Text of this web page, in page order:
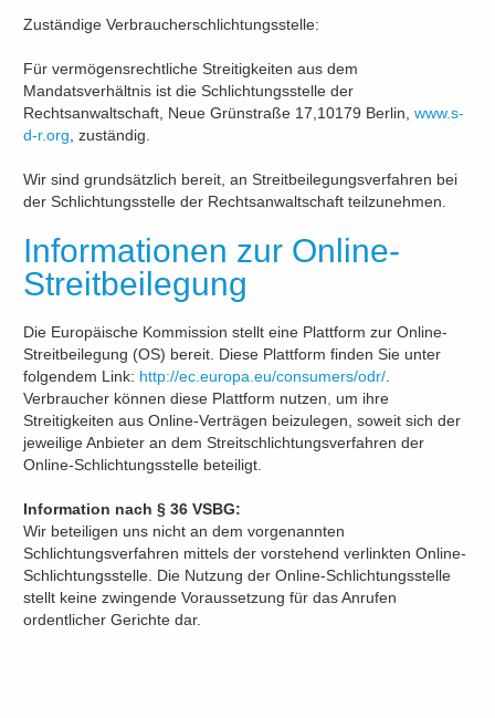
Zuständige Verbraucherschlichtungsstelle:
Für vermögensrechtliche Streitigkeiten aus dem
Mandatsverhältnis ist die Schlichtungsstelle der
Rechtsanwaltschaft, Neue Grünstraße 17,10179 Berlin,www.s-
d-r.org , zuständig.
Wir sind grundsätzlich bereit, an Streitbeilegungsverfahren bei
der Schlichtungsstelle der Rechtsanwaltschaft teilzunehmen.
Informationen zur Online-
Streitbeilegung
Die Europäische Kommission stellt eine Plattform zur Online-
Streitbeilegung (OS) bereit. Diese Plattform finden Sie unter
folgendem Link: http://ec.europa.eu/consumers/odr/
Verbraucher können diese Plattform nutzen
um ihre
Streitigkeiten aus Online-Verträgen beizulegen, soweit sich der
jeweilige Anbieter an dem Streitschlichtungsverfahren der
Online-Schlichtungsstelle beteiligt.
Information nach § 36 VSBG:
Wir beteiligen uns nicht an dem vorgenannten
Schlichtungsverfahren mittels der vorstehend verlinkten Online-
Schlichtungsstelle. Die Nutzung der Online-Schlichtungsstelle
stellt keine zwingende Voraussetzung für das Anrufen
ordentlicher Gerichte dar.